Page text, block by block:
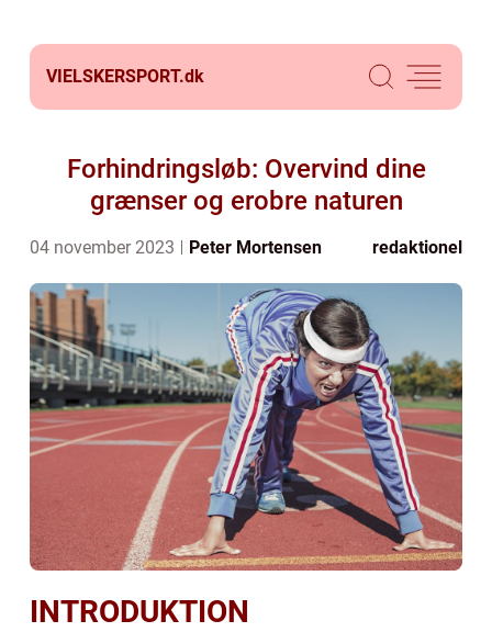
VIELSKERSPORT.dk
Forhindringsløb: Overvind dine
grænser og erobre naturen
04 november 2023 Peter Mortensen redaktionel
INTRODUKTION